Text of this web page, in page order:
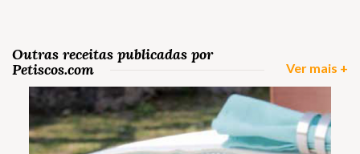
Outras receitas publicadas por
Petiscos.com
Ver mais +